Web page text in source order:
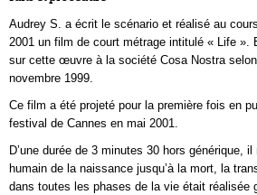
Audrey S. a écrit le scénario et réalisé au
2001 un film de court métrage intitulé « Life ».
sur cette œuvre à la société Cosa Nostra
novembre 1999.
Ce film a été projeté pour la première fois en
festival de Cannes en mai 2001.
D’une durée de 3 minutes 30 hors générique,
humain de la naissance jusqu’à la mort, la
dans toutes les phases de la vie était réalisée